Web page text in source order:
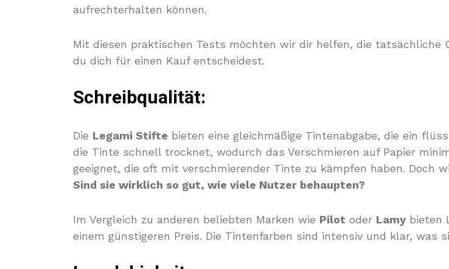
aufrechterhalten können.
Mit diesen praktischen Tests möchten wir dir helfen, die tatsächliche
du dich für einen Kauf entscheidest.
Schreibqualität:
Die Legami Stifte bieten eine gleichmäßige Tintenabgabe, die ein
die Tinte schnell trocknet, wodurch das Verschmieren auf Papier
geeignet, die oft mit verschmierender Tinte zu kämpfen haben. Doch
Sind sie wirklich so gut, wie viele Nutzer behaupten?
Im Vergleich zu anderen beliebten Marken wie Pilot oder Lamy bieten
einem günstigeren Preis. Die Tintenfarben sind intensiv und klar, was